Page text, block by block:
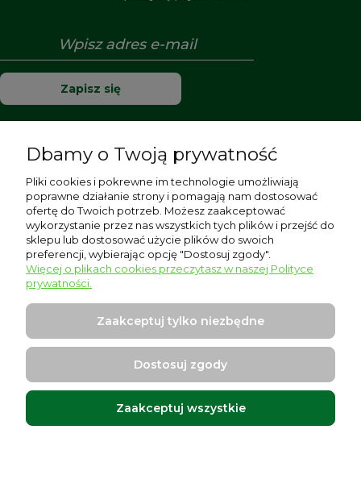
Zapisz się
Moje konto
Płatności i dostawa
Informacje
Warszawska 17, 96-500 Sochaczew
Projekt i wykonanie:Ecommercy.pl
Dbamy o Twoją prywatność
Pliki cookies i pokrewne im technologie umożliwiają
poprawne działanie strony i pomagają nam dostosować
ofertę do Twoich potrzeb. Możesz zaakceptować
wykorzystanie przez nas wszystkich tych plików i przejść do
sklepu lub dostosować użycie plików do swoich
preferencji, wybierając opcję "Dostosuj zgody".
Więcej o plikach cookies przeczytasz w naszej Polityce
prywatności.
Zaakceptuj tylko niezbędne
Dostosuj zgody
Zaakceptuj wszystkie